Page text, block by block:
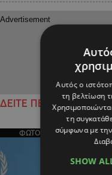
ΔΕΙΤΕ ΠΕΡΙΣΣΟΤΕΡΑ
ΦΩΤΟΓΡΑΦΙΑ ΤΗΣ
Αυτός ο
τη βελτίωση
τη
σύμφωνα με την
SHOW